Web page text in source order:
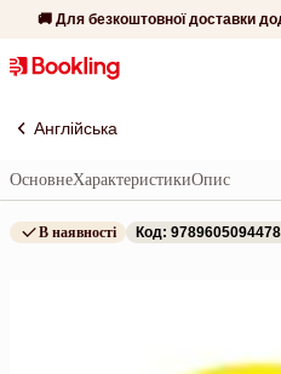
🚚 Для безкоштовної доставки
Англійська
ОсновнеХарактеристикиОпис
В наявності Код: 9789605094478